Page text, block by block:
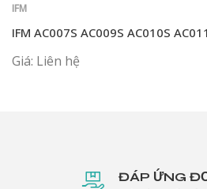
IFM
IFM AC007S AC009S AC010S
Giá: Liên hệ
ĐÁP ỨNG